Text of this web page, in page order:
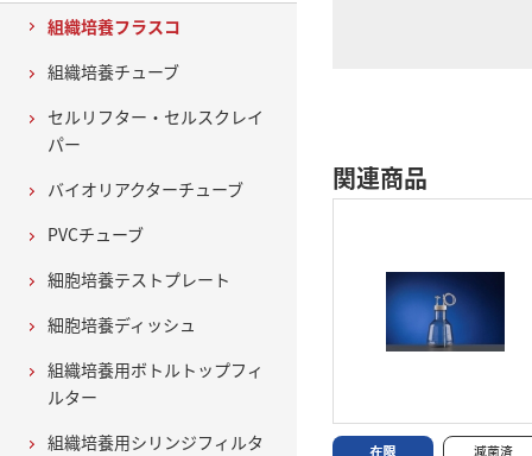
関連商品
組織培養フラスコ
組織培養チューブ
セルリフター・セルスクレイ
パー
バイオリアクターチューブ
PVCチューブ
細胞培養テストプレート
細胞培養ディッシュ
組織培養用ボトルトップフィ
ルター
組織培養用シリンジフィルタ